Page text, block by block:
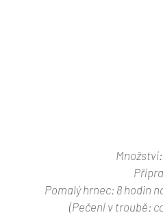
Pomalý hrnec: 8 hodin
(Pečení v troubě: